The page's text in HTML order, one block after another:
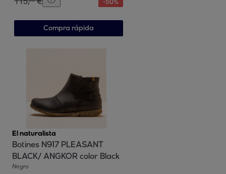
Compra rápida
El naturalista
Botines N917 PLEASANT
BLACK/ ANGKOR color Black
Negro